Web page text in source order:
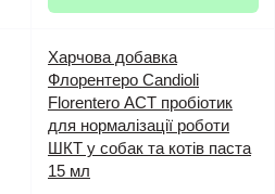
Харчова добавка
Флорентеро Candioli
Florentero АСТ пробіотик
для нормалізації роботи
ШКТ у собак та котів паста
15 мл